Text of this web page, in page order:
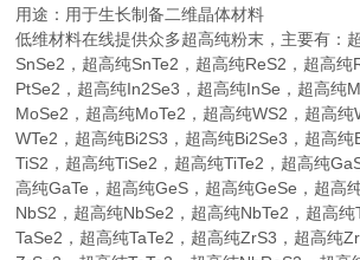
用途：用于生长制备二维晶体材料
低维材料在线提供众多超高纯粉末，主要有：
SnSe2，超高纯SnTe2，超高纯ReS2，超高纯
PtSe2，超高纯In2Se3，超高纯InSe，超高纯
MoSe2，超高纯MoTe2，超高纯WS2，超高纯
WTe2，超高纯Bi2S3，超高纯Bi2Se3，超高纯
TiS2，超高纯TiSe2，超高纯TiTe2，超高纯
高纯GaTe，超高纯GeS，超高纯GeSe，超高
NbS2，超高纯NbSe2，超高纯NbTe2，超高纯
TaSe2，超高纯TaTe2，超高纯ZrS3，超高纯